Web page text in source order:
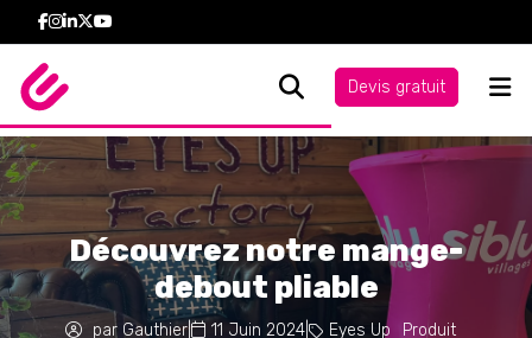
Devis gratuit
Découvrez notre mange-
debout pliable
par Gauthier| 11 Juin 2024| Eyes Up Produit